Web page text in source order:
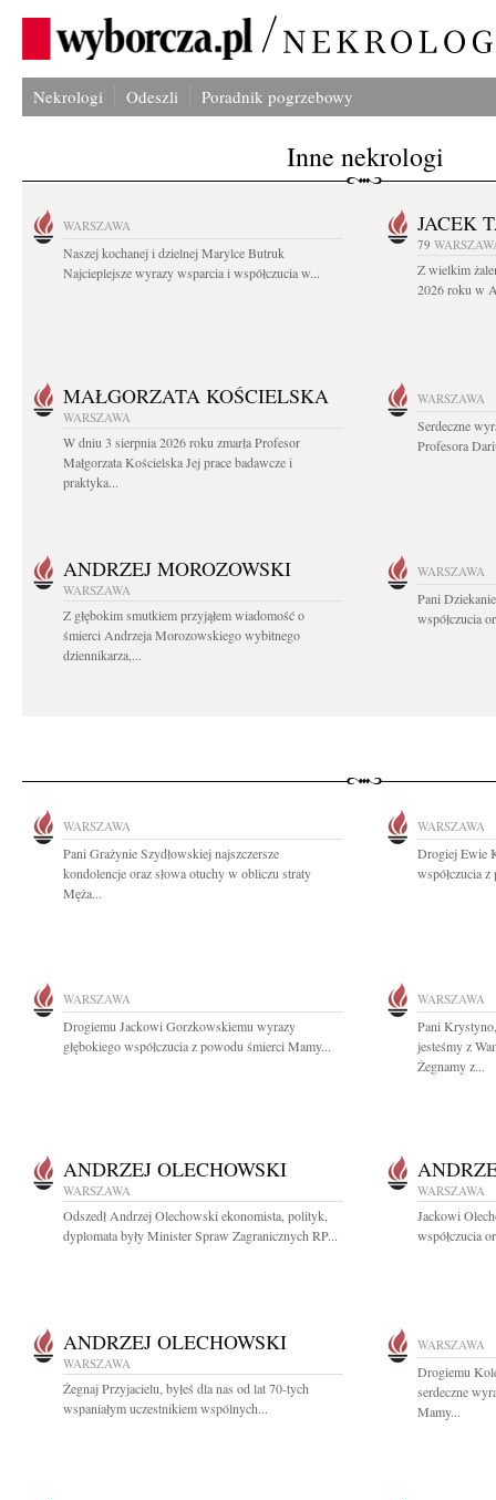
Nekrologi Odeszli Poradnik pogrzebowy
Inne nekrologi
WARSZAWA
Naszej kochanej i dzielnej Marylce Butruk
Najcieplejsze wyrazy wsparcia i współczucia w...
JACEK
79
Z wielkim
2026 roku w
MAŁGORZATA KOŚCIELSKA
WARSZAWA
W dniu 3 sierpnia 2026 roku zmarła Profesor
Małgorzata Kościelska Jej prace badawcze i
praktyka...
WARSZAWA
Serdeczne
Profesora
ANDRZEJ MOROZOWSKI
WARSZAWA
Z głębokim smutkiem przyjąłem wiadomość o
śmierci Andrzeja Morozowskiego wybitnego
dziennikarza,...
WARSZAWA
Pani
współczucia
WARSZAWA
Pani Grażynie Szydłowskiej najszczersze
kondolencje oraz słowa otuchy w obliczu straty
Męża...
WARSZAWA
Drogiej Ewie
współczucia
WARSZAWA
Drogiemu Jackowi Gorzkowskiemu wyrazy
głębokiego współczucia z powodu śmierci Mamy...
WARSZAWA
Pani
jesteśmy z
Żegnamy z...
ANDRZEJ OLECHOWSKI
WARSZAWA
Odszedł Andrzej Olechowski ekonomista, polityk,
dyplomata były Minister Spraw Zagranicznych RP...
WARSZAWA
Jackowi
współczucia
ANDRZEJ OLECHOWSKI
WARSZAWA
Żegnaj Przyjacielu, byłeś dla nas od lat 70-tych
wspaniałym uczestnikiem wspólnych...
WARSZAWA
Drogiemu
serdeczne
Mamy...